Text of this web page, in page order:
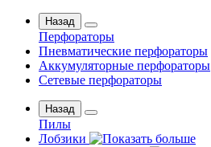
Назад
Перфораторы
Пневматические перфораторы
Аккумуляторные перфораторы
Сетевые перфораторы
Назад
Пилы
Лобзики